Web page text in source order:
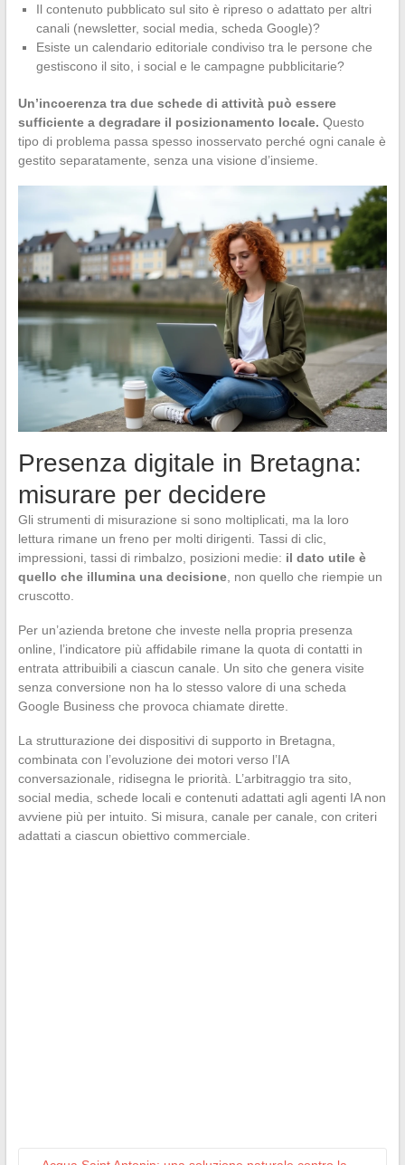
Il contenuto pubblicato sul sito è ripreso o adattato per altri
canali (newsletter, social media, scheda Google)?
Esiste un calendario editoriale condiviso tra le persone che
gestiscono il sito, i social e le campagne pubblicitarie?
Un’incoerenza tra due schede di attività può essere
sufficiente a degradare il posizionamento locale. Questo
tipo di problema passa spesso inosservato perché ogni canale è
gestito separatamente, senza una visione d’insieme.
Presenza digitale in Bretagna:
misurare per decidere
Gli strumenti di misurazione si sono moltiplicati, ma la loro
lettura rimane un freno per molti dirigenti. Tassi di clic,
impressioni, tassi di rimbalzo, posizioni medie: il dato utile è
quello che illumina una decisione, non quello che riempie un
cruscotto.
Per un’azienda bretone che investe nella propria presenza
online, l’indicatore più affidabile rimane la quota di contatti in
entrata attribuibili a ciascun canale. Un sito che genera visite
senza conversione non ha lo stesso valore di una scheda
Google Business che provoca chiamate dirette.
La strutturazione dei dispositivi di supporto in Bretagna,
combinata con l’evoluzione dei motori verso l’IA
conversazionale, ridisegna le priorità. L’arbitraggio tra sito,
social media, schede locali e contenuti adattati agli agenti IA non
avviene più per intuito. Si misura, canale per canale, con criteri
adattati a ciascun obiettivo commerciale.